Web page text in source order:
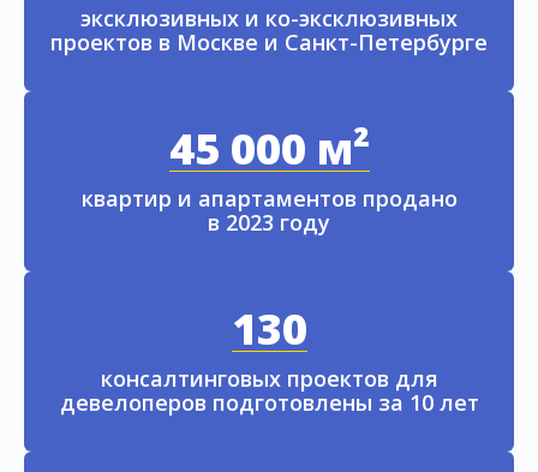
эксклюзивных и ко-эксклюзивных
проектов в Москве и Санкт-Петербурге
45 000 м²
квартир и апартаментов продано
в 2023 году
130
консалтинговых проектов для
девелоперов подготовлены за 10 лет